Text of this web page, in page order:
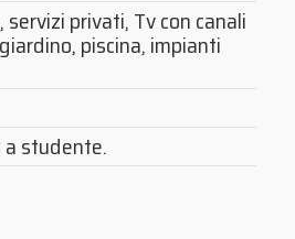
privati, Tv con canali
piscina, impianti
a studente.